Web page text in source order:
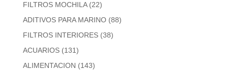
FILTROS MOCHILA (22)
ADITIVOS PARA MARINO (88)
FILTROS INTERIORES (38)
ACUARIOS (131)
ALIMENTACION (143)